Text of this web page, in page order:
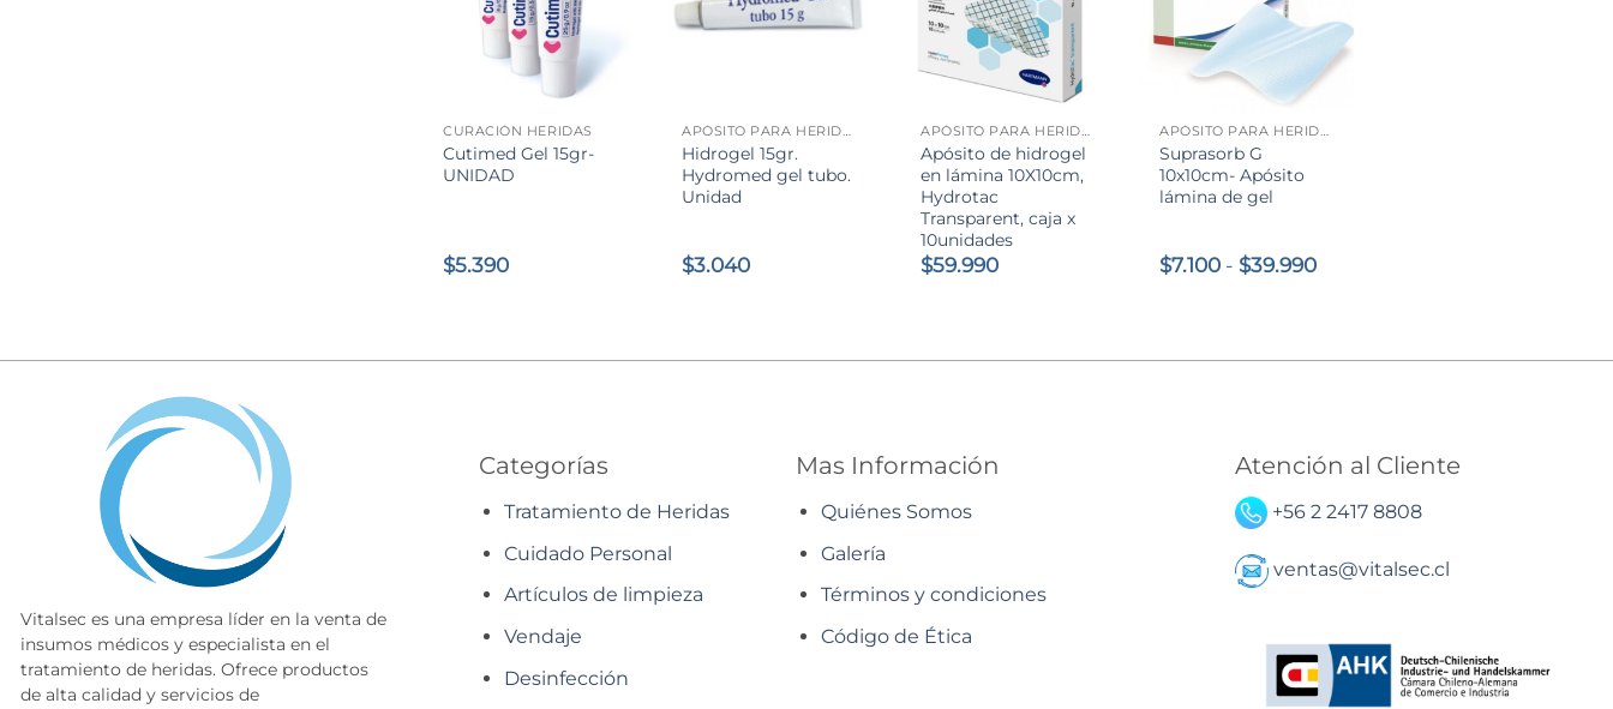
CURACIÓN HERIDAS
Cutimed Gel 15gr-
UNIDAD
$5.390
APÓSITO PARA HERIDAS
Hidrogel 15gr.
Hydromed gel tubo.
Unidad
$3.040
APÓSITO PARA HERIDAS
Apósito de hidrogel
en lámina 10X10cm,
Hydrotac
Transparent, caja x
10unidades
$59.990
APÓSITO PARA HERIDAS
Suprasorb G
10x10cm- Apósito
lámina de gel
$7.100 - $39.990Rango
hasta
Vitalsec es una empresa líder en la venta de
insumos médicos y especialista en el
tratamiento de heridas. Ofrece productos
de alta calidad y servicios de
Categorías
Tratamiento de Heridas
Cuidado Personal
Artículos de limpieza
Vendaje
Desinfección
Mas Información
Quiénes Somos
Galería
Términos y condiciones
Código de Ética
Atención al Cliente
+56 2 2417 8808
ventas@vitalsec.cl